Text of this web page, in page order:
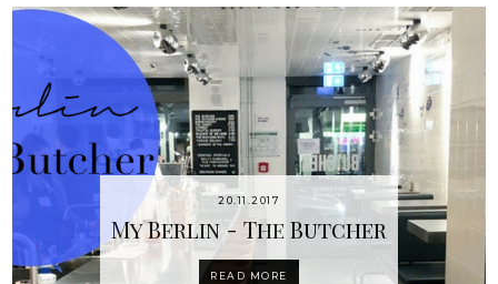
20.11.2017
My Berlin - The Butcher
READ MORE